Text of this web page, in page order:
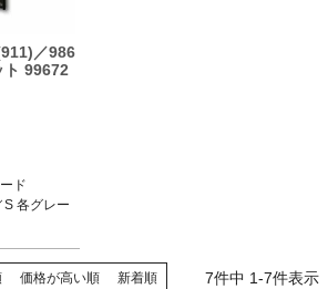
ターGTS
ン／ケイ
スター／
ン／カイ
イエンS
／986
ト 99672
ド 97-04
各グレー
ド
各グレー
価格が高い順 新着順 7件中 1-7件表示